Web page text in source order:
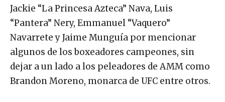
Jackie “La Princesa Azteca” Nava, Luis
“Pantera” Nery, Emmanuel “Vaquero”
Navarrete y Jaime Munguía por mencionar
algunos de los boxeadores campeones, sin
dejar a un lado a los peleadores de AMM como
Brandon Moreno, monarca de UFC entre otros.